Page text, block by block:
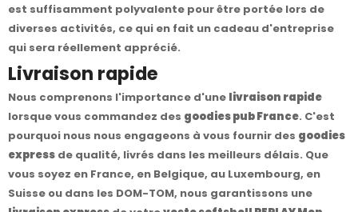
est suffisamment polyvalente pour être portée lors de
diverses activités, ce qui en fait un cadeau d'entreprise
qui sera réellement apprécié.
Livraison rapide
Nous comprenons l'importance d'une livraison rapide
lorsque vous commandez des goodies pub France. C'est
pourquoi nous nous engageons à vous fournir des goodies
express de qualité, livrés dans les meilleurs délais. Que
vous soyez en France, en Belgique, au Luxembourg, en
Suisse ou dans les DOM-TOM, nous garantissons une